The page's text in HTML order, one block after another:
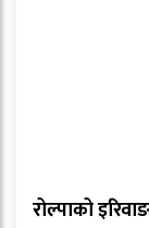
रोल्पाको